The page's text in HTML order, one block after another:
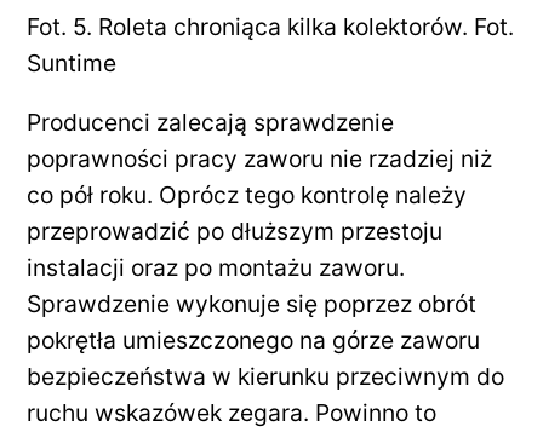
Fot. 5. Roleta chroniąca kilka kolektorów. Fot.
Suntime
Producenci zalecają sprawdzenie
poprawności pracy zaworu nie rzadziej niż
co pół roku. Oprócz tego kontrolę należy
przeprowadzić po dłuższym przestoju
instalacji oraz po montażu zaworu.
Sprawdzenie wykonuje się poprzez obrót
pokrętła umieszczonego na górze zaworu
bezpieczeństwa w kierunku przeciwnym do
ruchu wskazówek zegara. Powinno to